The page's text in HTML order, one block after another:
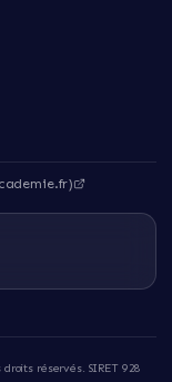
droits réservés. SIRET 928